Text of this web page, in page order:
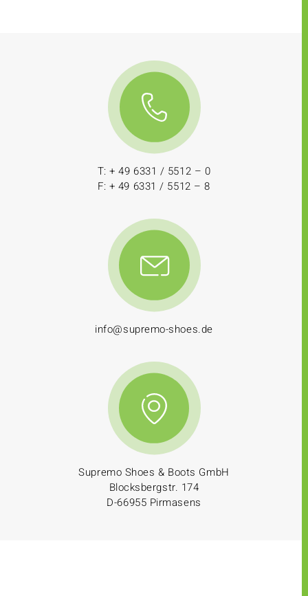
T: + 49 6331 / 5512 – 0
F: + 49 6331 / 5512 – 8
info@supremo-shoes.de
Supremo Shoes & Boots GmbH
Blocksbergstr. 174
D-66955 Pirmasens